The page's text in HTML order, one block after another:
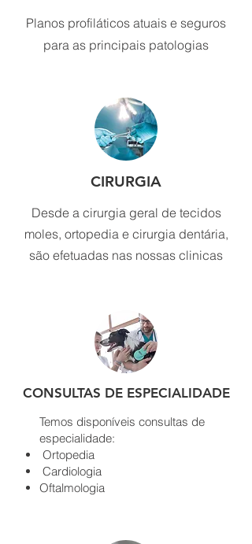
Planos profiláticos atuais e seguros
para as principais patologias
CIRURGIA
Desde a cirurgia geral de tecidos
moles, ortopedia e cirurgia dentária,
são efetuadas nas nossas clinicas
CONSULTAS DE ESPECIALIDADE
​Temos disponíveis consultas de
especialidade:
Ortopedia
Cardiologia
Oftalmologia